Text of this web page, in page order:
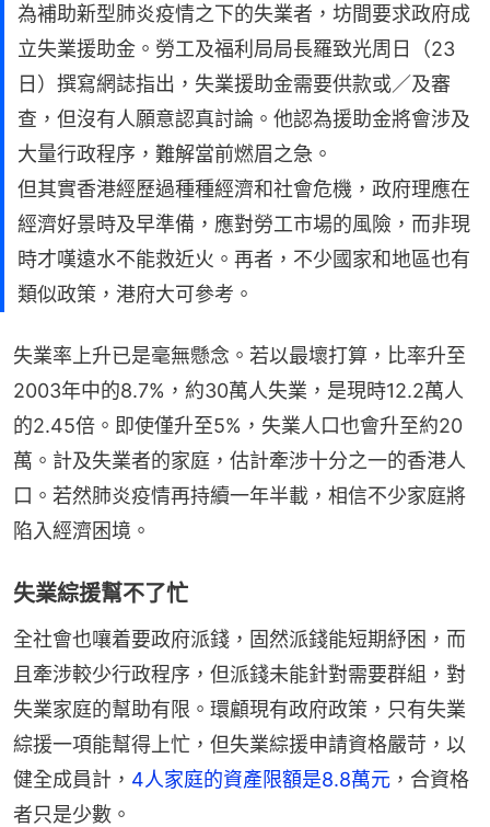
為補助新型肺炎疫情之下的失業者，坊間要求政府成
立失業援助金。勞工及福利局局長羅致光周日（23
日）撰寫網誌指出，失業援助金需要供款或／及審
查，但沒有人願意認真討論。他認為援助金將會涉及
大量行政程序，難解當前燃眉之急。
但其實香港經歷過種種經濟和社會危機，政府理應在
經濟好景時及早準備，應對勞工市場的風險，而非現
時才嘆遠水不能救近火。再者，不少國家和地區也有
類似政策，港府大可參考。
失業率上升已是毫無懸念。若以最壞打算，比率升至
2003年中的8.7%，約30萬人失業，是現時12.2萬人
的2.45倍。即使僅升至5%，失業人口也會升至約20
萬。計及失業者的家庭，估計牽涉十分之一的香港人
口。若然肺炎疫情再持續一年半載，相信不少家庭將
陷入經濟困境。
失業綜援幫不了忙
全社會也嚷着要政府派錢，固然派錢能短期紓困，而
且牽涉較少行政程序，但派錢未能針對需要群組，對
失業家庭的幫助有限。環顧現有政府政策，只有失業
綜援一項能幫得上忙，但失業綜援申請資格嚴苛，以
健全成員計， 4人家庭的資產限額是8.8萬元 ，合資格
者只是少數。